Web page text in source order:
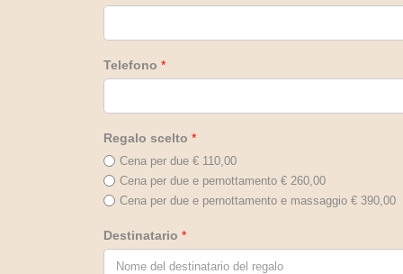
Telefono *
Regalo scelto *
Cena per due € 110,00
Cena per due e pernottamento € 260,00
Cena per due e pernottamento e massaggio € 390,00
Destinatario *